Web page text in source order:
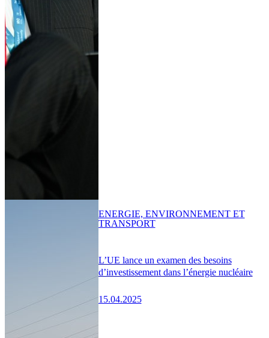
L’UE lance un examen des besoins
d’investissement dans l’énergie nucléaire
15.04.2025
ENERGIE, ENVIRONNEMENT ET
TRANSPORT